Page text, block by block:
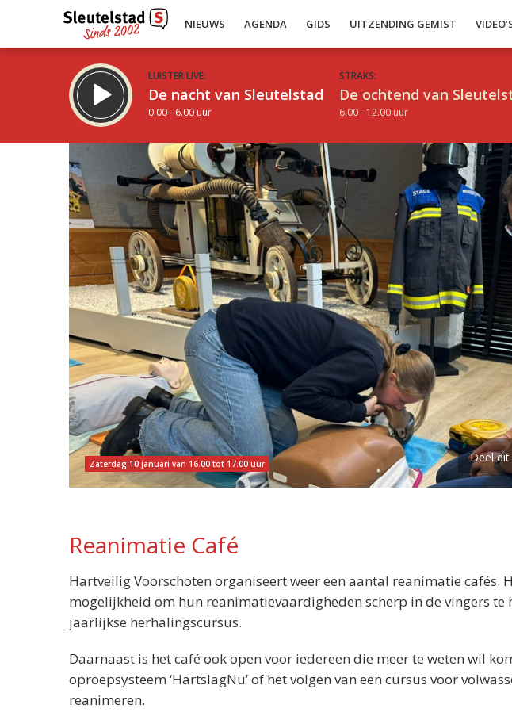
NIEUWS AGENDA GIDS UITZENDING GEMIST
LUISTER LIVE:
De nacht van Sleutelstad
0.00 - 6.00 uur
STRAKS:
De ochtend van
6.00 - 12.00 uur
Inklappen
Zaterdag 10 januari van 16.00 tot 17.00 uur Deel
Reanimatie Café
Hartveilig Voorschoten organiseert weer een aantal reanimatie cafés.
mogelijkheid om hun reanimatievaardigheden scherp in de vingers te
jaarlijkse herhalingscursus.
Daarnaast is het café ook open voor iedereen die meer te weten wil
oproepsysteem ‘HartslagNu’ of het volgen van een cursus voor
reanimeren.